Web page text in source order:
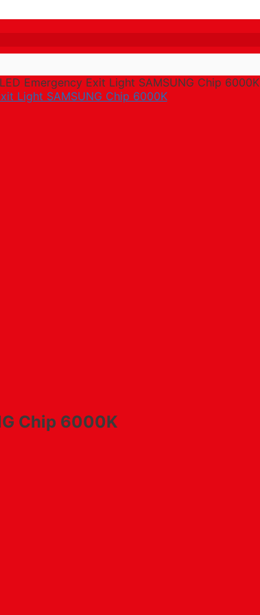
Emergency Exit Light SAMSUNG Chip 6000K
Chip 6000K